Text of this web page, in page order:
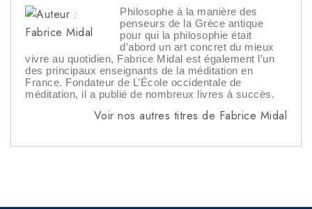
Philosophe à la manière des
penseurs de la Grèce antique
pour qui la philosophie était
d’abord un art concret du mieux
vivre au quotidien, Fabrice Midal est également l’un
des principaux enseignants de la méditation en
France. Fondateur de L’École occidentale de
méditation, il a publié de nombreux livres à succès.
Voir nos autres titres de Fabrice Midal